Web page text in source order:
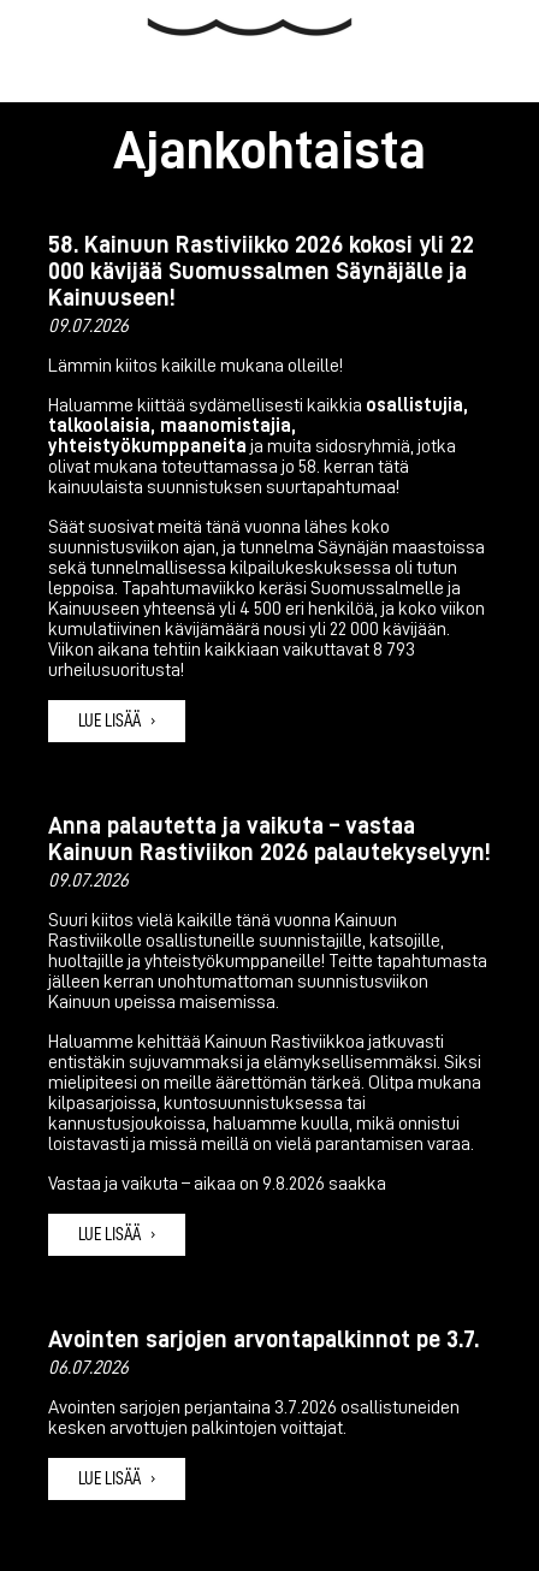
Ajankohtaista
58. Kainuun Rastiviikko 2026 kokosi yli 22
000 kävijää Suomussalmen Säynäjälle ja
Kainuuseen!
09.07.2026
Lämmin kiitos kaikille mukana olleille!
Haluamme kiittää sydämellisesti kaikkia osallistujia,
talkoolaisia, maanomistajia,
yhteistyökumppaneita ja muita sidosryhmiä, jotka
olivat mukana toteuttamassa jo 58. kerran tätä
kainuulaista suunnistuksen suurtapahtumaa!
Säät suosivat meitä tänä vuonna lähes koko
suunnistusviikon ajan, ja tunnelma Säynäjän maastoissa
sekä tunnelmallisessa kilpailukeskuksessa oli tutun
leppoisa. Tapahtumaviikko keräsi Suomussalmelle ja
Kainuuseen yhteensä yli 4 500 eri henkilöä, ja koko viikon
kumulatiivinen kävijämäärä nousi yli 22 000 kävijään.
Viikon aikana tehtiin kaikkiaan vaikuttavat 8 793
urheilusuoritusta!
LUE LISÄÄ
Anna palautetta ja vaikuta – vastaa
Kainuun Rastiviikon 2026 palautekyselyyn!
09.07.2026
Suuri kiitos vielä kaikille tänä vuonna Kainuun
Rastiviikolle osallistuneille suunnistajille, katsojille,
huoltajille ja yhteistyökumppaneille! Teitte tapahtumasta
jälleen kerran unohtumattoman suunnistusviikon
Kainuun upeissa maisemissa.
Haluamme kehittää Kainuun Rastiviikkoa jatkuvasti
entistäkin sujuvammaksi ja elämyksellisemmäksi. Siksi
mielipiteesi on meille äärettömän tärkeä. Olitpa mukana
kilpasarjoissa, kuntosuunnistuksessa tai
kannustusjoukoissa, haluamme kuulla, mikä onnistui
loistavasti ja missä meillä on vielä parantamisen varaa.
Vastaa ja vaikuta – aikaa on 9.8.2026 saakka
LUE LISÄÄ
Avointen sarjojen arvontapalkinnot pe 3.7.
06.07.2026
Avointen sarjojen perjantaina 3.7.2026 osallistuneiden
kesken arvottujen palkintojen voittajat.
LUE LISÄÄ